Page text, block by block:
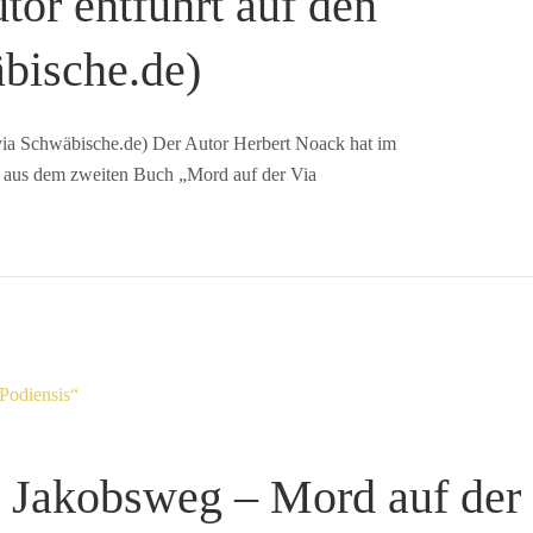
Schwäbische.de) Der Autor Herbert Noack hat im
dem zweiten Buch „Mord auf der Via
– Mord auf der